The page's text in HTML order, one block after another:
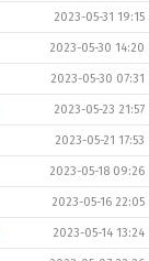
2023-05-31 19:15
2023-05-30 14:20
2023-05-30 07:31
2023-05-23 21:57
2023-05-21 17:53
2023-05-18 09:26
2023-05-16 22:05
2023-05-14 13:24